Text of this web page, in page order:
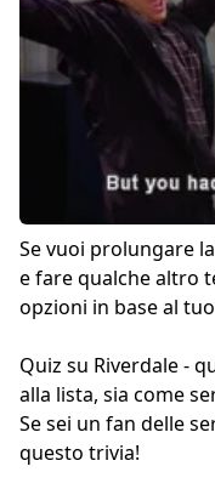
Se vuoi prolungare
e fare qualche altro
opzioni in base al
Quiz su Riverdale-
alla lista, sia come
Se sei un fan delle
questo trivia!